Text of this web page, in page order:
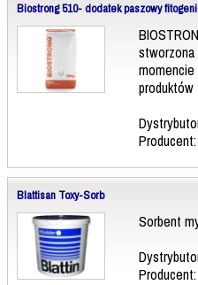
Biostrong 510- dodatek paszowy
stworzona
momencie
Blattisan Toxy-Sorb
Sorbent